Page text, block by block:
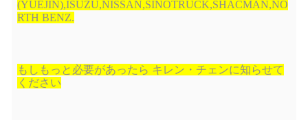
(YUEJIN),ISUZU,NISSAN,SINOTRUCK,SHACMAN,NO
RTH BENZ.
もしもっと必要があったら キレン・チェンに知らせて
ください